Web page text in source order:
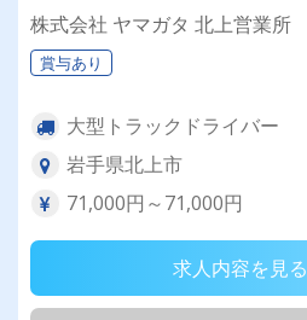
株式会社 ヤマガタ 北上営業所
賞与あり
大型トラックドライバー
岩手県北上市
71,000円～71,000円
求人内容を見る